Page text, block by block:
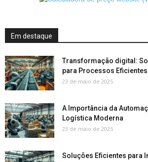
Em destaque
Transformação digital:
para Processos Eficientes
23 de maio de 2025
A Importância da
Logística Moderna
23 de maio de 2025
Soluções Eficientes para